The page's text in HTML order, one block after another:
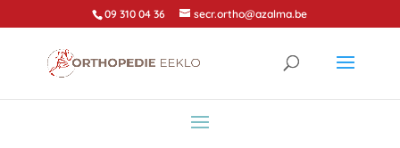
09 310 04 36 secr.ortho@azalma.be